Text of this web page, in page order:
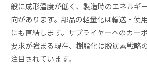
般に成形温度が低く、製造時のエネルギ
向があります。部品の軽量化は輸送・使
にも直結します。サプライヤーへのカー
要求が強まる現在、樹脂化は脱炭素戦略
注目されています。